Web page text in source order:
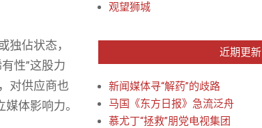
独佔状态，
性”这股力
对供应商也
体影响力。
观望狮城
近期更新
新闻媒体寻“解药”的歧路
马国《东方日报》急流泛舟
慕尤丁“拯救”朋党电视集团